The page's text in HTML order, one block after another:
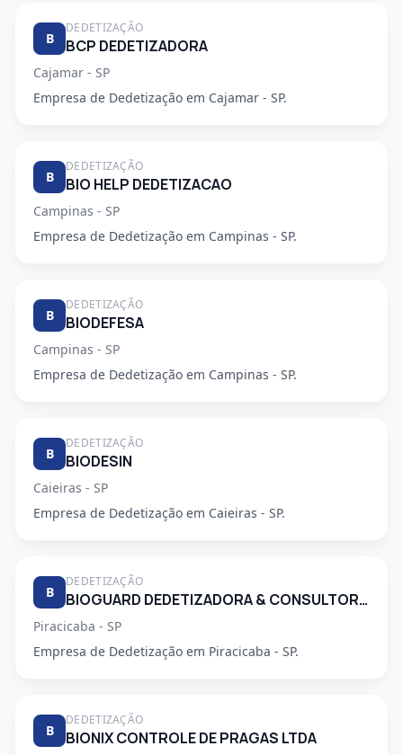
B
DEDETIZAÇÃO
BCP DEDETIZADORA
Cajamar - SP
Empresa de Dedetização em Cajamar - SP.
B
DEDETIZAÇÃO
BIO HELP DEDETIZACAO
Campinas - SP
Empresa de Dedetização em Campinas - SP.
B
DEDETIZAÇÃO
BIODEFESA
Campinas - SP
Empresa de Dedetização em Campinas - SP.
B
DEDETIZAÇÃO
BIODESIN
Caieiras - SP
Empresa de Dedetização em Caieiras - SP.
B
DEDETIZAÇÃO
BIOGUARD DEDETIZADORA & CONSULTORIA LTDA
Piracicaba - SP
Empresa de Dedetização em Piracicaba - SP.
B
DEDETIZAÇÃO
BIONIX CONTROLE DE PRAGAS LTDA